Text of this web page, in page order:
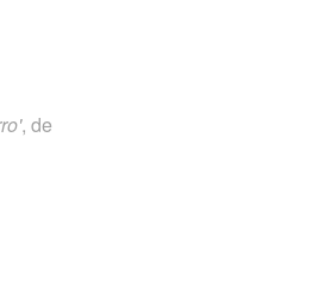
, de